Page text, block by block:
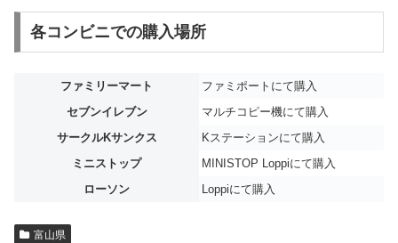
各コンビニでの購入場所
ファミリーマート
ファミポートにて購入
セブンイレブン
マルチコピー機にて購入
サークルKサンクス
Kステーションにて購入
ミニストップ
MINISTOP Loppiにて購入
ローソン
Loppiにて購入
富山県